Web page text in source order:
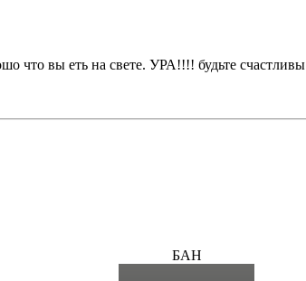
что вы еть на свете. УРА!!!! будьте счастливы
БАН